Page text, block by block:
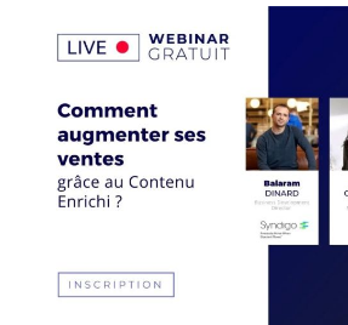
L’EXPÉRIENCE
PRODUIT